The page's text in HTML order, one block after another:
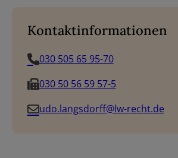
Kontaktinformationen
030 505 65 95-70
030 50 56 59 57-5
udo.langsdorff@lw-recht.de